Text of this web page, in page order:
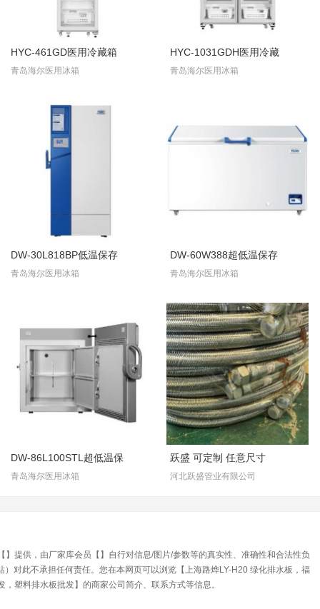
HYC-461GD医用冷藏箱
青岛海尔医用冰箱
HYC-1031GDH医用冷藏
青岛海尔医用冰箱
DW-30L818BP低温保存
青岛海尔医用冰箱
DW-60W388超低温保存
青岛海尔医用冰箱
DW-86L100STL超低温保
青岛海尔医用冰箱
跃盛 可定制 任意尺寸
河北跃盛管业有限公司
提供，由厂家库会员【】自行对信息/图片/参数等的真实性、准确性和合法性负
对此不承担任何责任。您在本网页可以浏览【上海路烨LY-H20 绿化排水板，福
塑料排水板批发】的商家公司简介、联系方式等信息。